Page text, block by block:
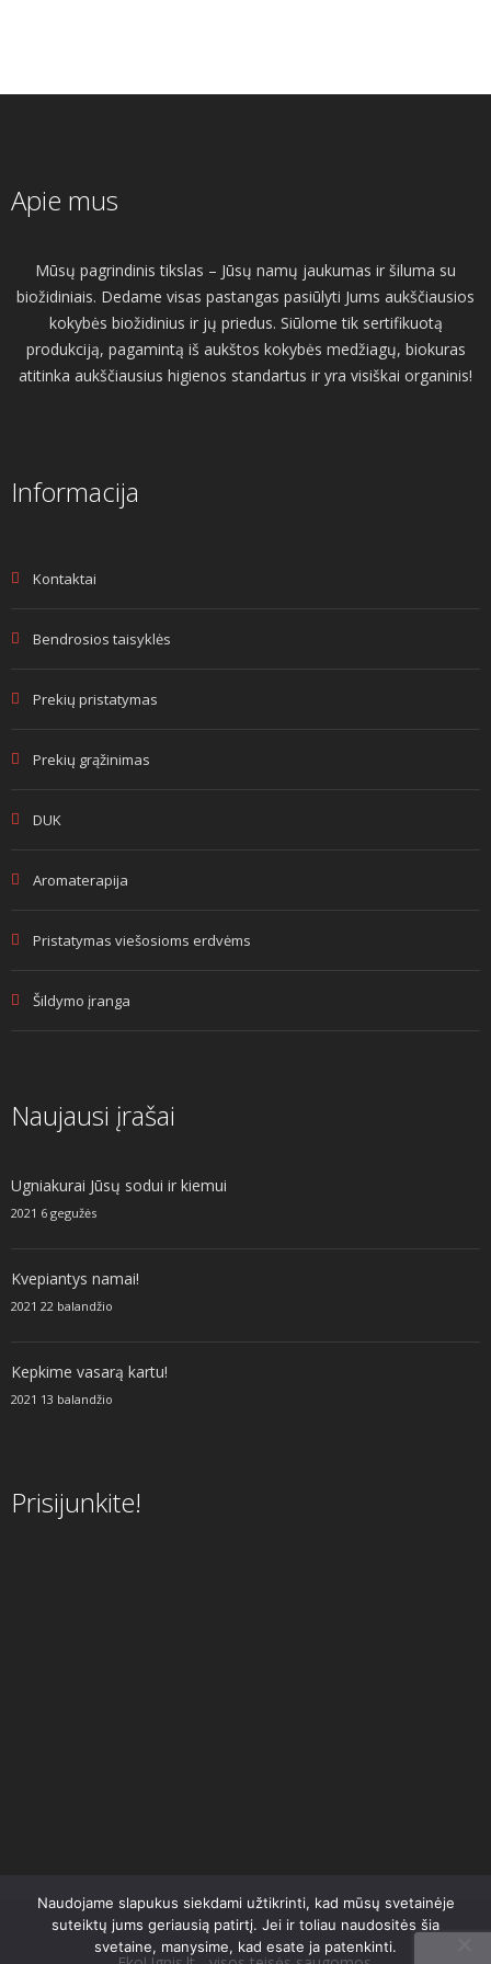
Apie mus
Mūsų pagrindinis tikslas – Jūsų namų jaukumas ir šiluma su
biožidiniais. Dedame visas pastangas pasiūlyti Jums aukščiausios
kokybės biožidinius ir jų priedus. Siūlome tik sertifikuotą
produkciją, pagamintą iš aukštos kokybės medžiagų, biokuras
atitinka aukščiausius higienos standartus ir yra visiškai organinis!
Informacija
Kontaktai
Bendrosios taisyklės
Prekių pristatymas
Prekių grąžinimas
DUK
Aromaterapija
Pristatymas viešosioms erdvėms
Šildymo įranga
Naujausi įrašai
Ugniakurai Jūsų sodui ir kiemui
2021 6 gegužės
Kvepiantys namai!
2021 22 balandžio
Kepkime vasarą kartu!
2021 13 balandžio
Prisijunkite!
Naudojame slapukus siekdami užtikrinti, kad mūsų svetainėje
suteiktų jums geriausią patirtį. Jei ir toliau naudositės šia
svetaine, manysime, kad esate ja patenkinti.